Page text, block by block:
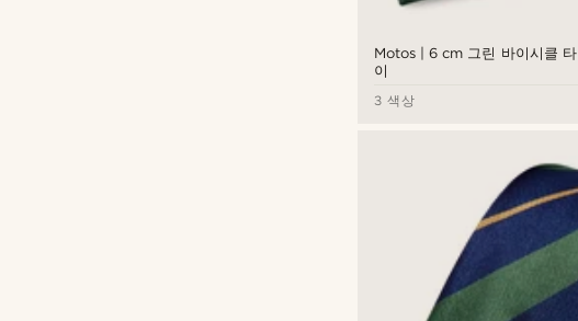
Motos | 6 cm 그린 바이시클 타
이
3 색상